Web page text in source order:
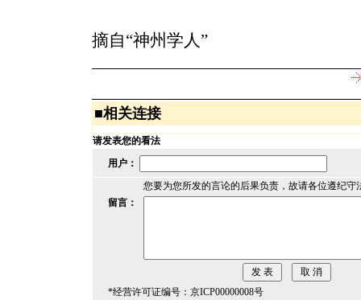
摘自“神州学人”
■相关连接
请发表您的看法
用户：
您要为您所发的言论的后果负责，故请各位遵纪守
留言：
*经营许可证编号：京ICP00000008号